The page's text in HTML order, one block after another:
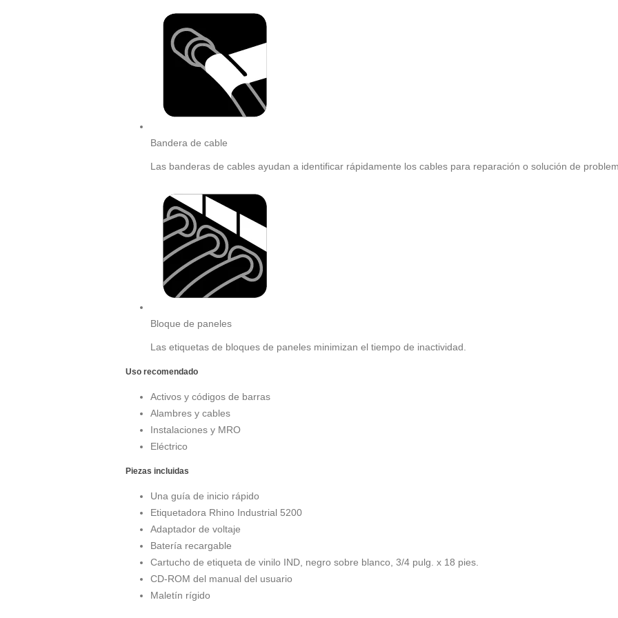
Bandera de cable
Las banderas de cables ayudan a identificar rápidamente los cables para reparación o solución de
Bloque de paneles
Las etiquetas de bloques de paneles minimizan el tiempo de inactividad.
Uso recomendado
Activos y códigos de barras
Alambres y cables
Instalaciones y MRO
Eléctrico
Piezas incluidas
Una guía de inicio rápido
Etiquetadora Rhino Industrial 5200
Adaptador de voltaje
Batería recargable
Cartucho de etiqueta de vinilo IND, negro sobre blanco, 3/4 pulg. x 18 pies.
CD-ROM del manual del usuario
Maletín rígido